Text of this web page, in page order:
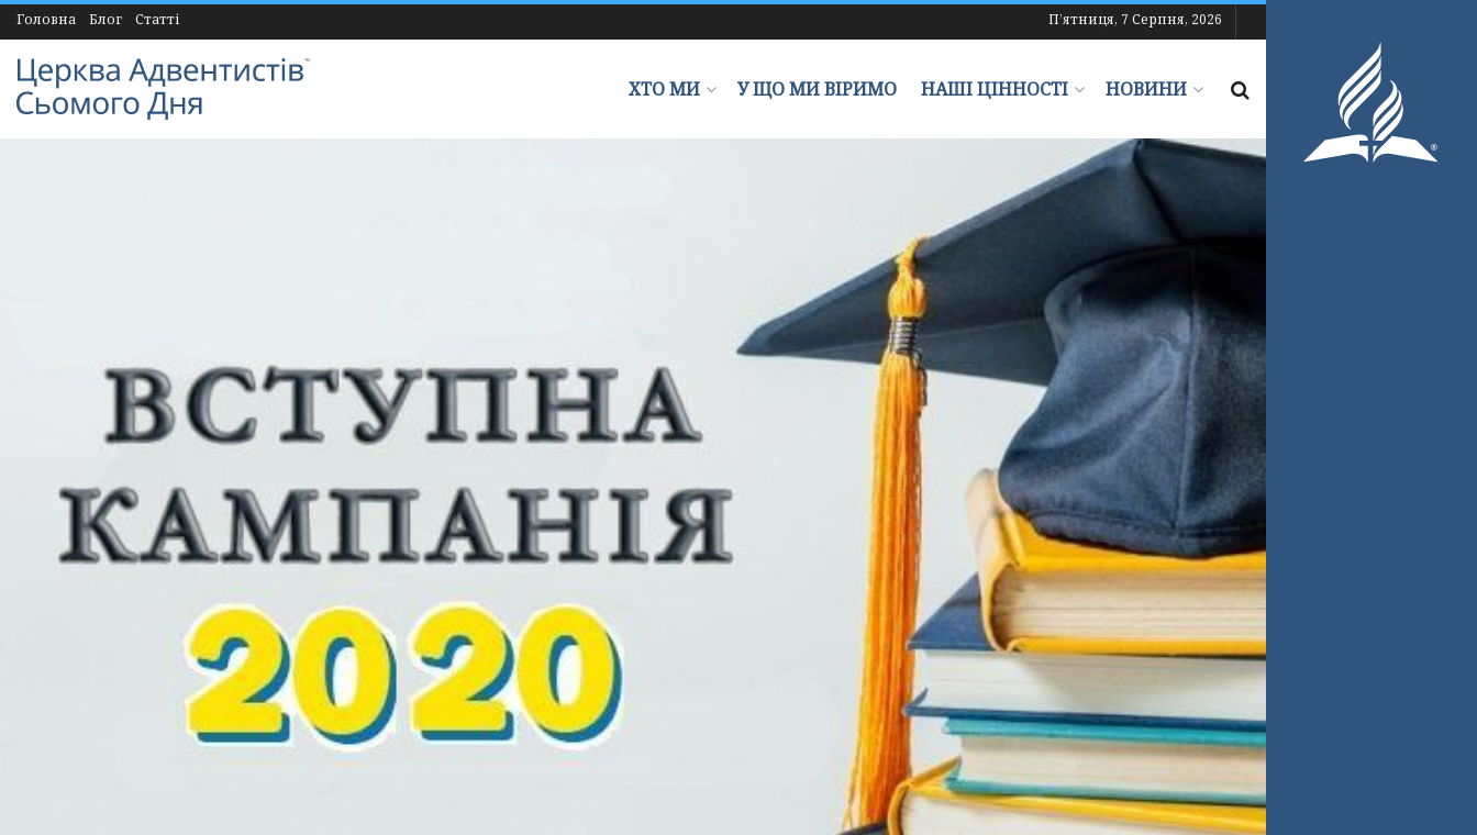
Головна Блог Статті П’ятниця, 7 Серпня, 2026
ХТО МИ У ЩО МИ ВІРИМО НАШІ ЦІННОСТІ НОВИНИ